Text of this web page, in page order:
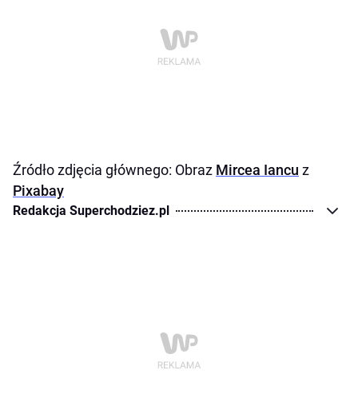
Źródło zdjęcia głównego: Obraz Mircea Iancu z
Pixabay
Redakcja Superchodziez.pl